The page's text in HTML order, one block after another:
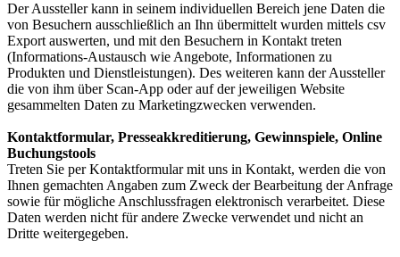
Der Aussteller kann in seinem individuellen Bereich jene Daten die
von Besuchern ausschließlich an Ihn übermittelt wurden mittels csv
Export auswerten, und mit den Besuchern in Kontakt treten
(Informations-Austausch wie Angebote, Informationen zu
Produkten und Dienstleistungen). Des weiteren kann der Aussteller
die von ihm über Scan-App oder auf der jeweiligen Website
gesammelten Daten zu Marketingzwecken verwenden.
Kontaktformular, Presseakkreditierung, Gewinnspiele, Online
Buchungstools
Treten Sie per Kontaktformular mit uns in Kontakt, werden die von
Ihnen gemachten Angaben zum Zweck der Bearbeitung der Anfrage
sowie für mögliche Anschlussfragen elektronisch verarbeitet. Diese
Daten werden nicht für andere Zwecke verwendet und nicht an
Dritte weitergegeben.